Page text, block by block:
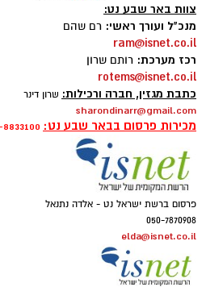
להורדת אפליקציה של באר
אנו מכבדים זכויות יוצרים
בעלי הזכויות בצילומים
בפרסומינו צילום שיש לכם
לפנות אלינו ולבקש לחדול
כתובת המייל:ram@isnet.co.il
צוות באר שבע נט:
מנכ"ל ועורך ראשי: רם שהם
ram@isnet.co.il
רכז מערכת: רותם שרון
rotems@isnet.co.il
כתבת מגזין, חברה ורכילות: שרון דינר
sharondinarr@gmail.com
מכירות פרסום בבאר שבע נט:
פרסום ברשת ישראל נט - אלדה נתנאל
050-7870908
elda@isnet.co.il